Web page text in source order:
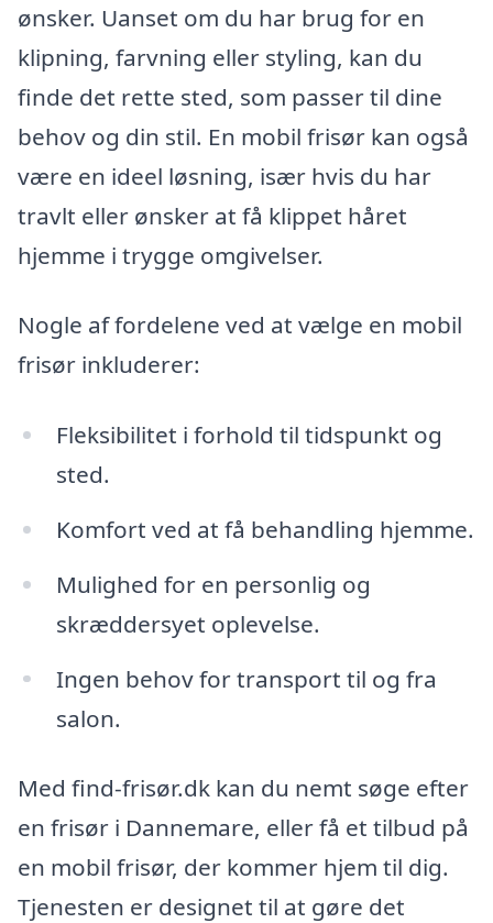
ønsker. Uanset om du har brug for en
klipning, farvning eller styling, kan du
finde det rette sted, som passer til dine
behov og din stil. En mobil frisør kan også
være en ideel løsning, især hvis du har
travlt eller ønsker at få klippet håret
hjemme i trygge omgivelser.
Nogle af fordelene ved at vælge en mobil
frisør inkluderer:
Fleksibilitet i forhold til tidspunkt og
sted.
Komfort ved at få behandling hjemme.
Mulighed for en personlig og
skræddersyet oplevelse.
Ingen behov for transport til og fra
salon.
Med find-frisør.dk kan du nemt søge efter
en frisør i Dannemare, eller få et tilbud på
en mobil frisør, der kommer hjem til dig.
Tjenesten er designet til at gøre det